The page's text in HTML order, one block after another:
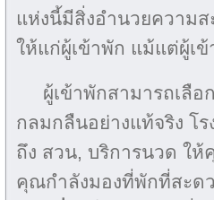
แห่งนี้มีสิ่งอำนวยความ
ให้แก่ผู้เข้าพัก แม้แต่ผู้เ
ผู้เข้าพักสามารถเลื
กลมกลืนอย่างแท้จริง โ
ถึง สวน, บริการนวด ให้
คุณกำลังมองที่พักที่สะด